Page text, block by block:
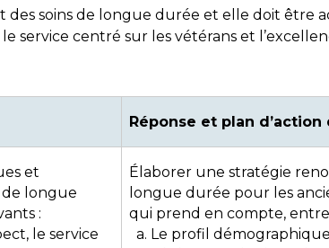
soins de longue durée et elle doit être
service centré sur les vétérans et
Réponse et plan
et
longue
:
le service
Élaborer une stratégie
longue durée pour les
qui prend en compte,
Le profil